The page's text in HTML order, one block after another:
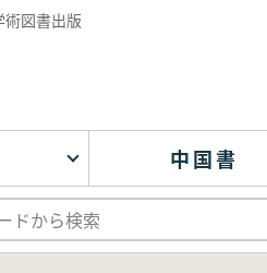
術図書出版
中国書